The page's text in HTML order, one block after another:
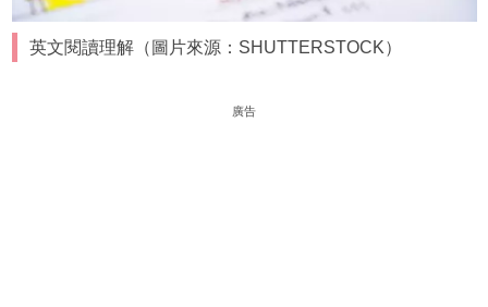
英文閱讀理解（圖片來源：SHUTTERSTOCK）
廣告